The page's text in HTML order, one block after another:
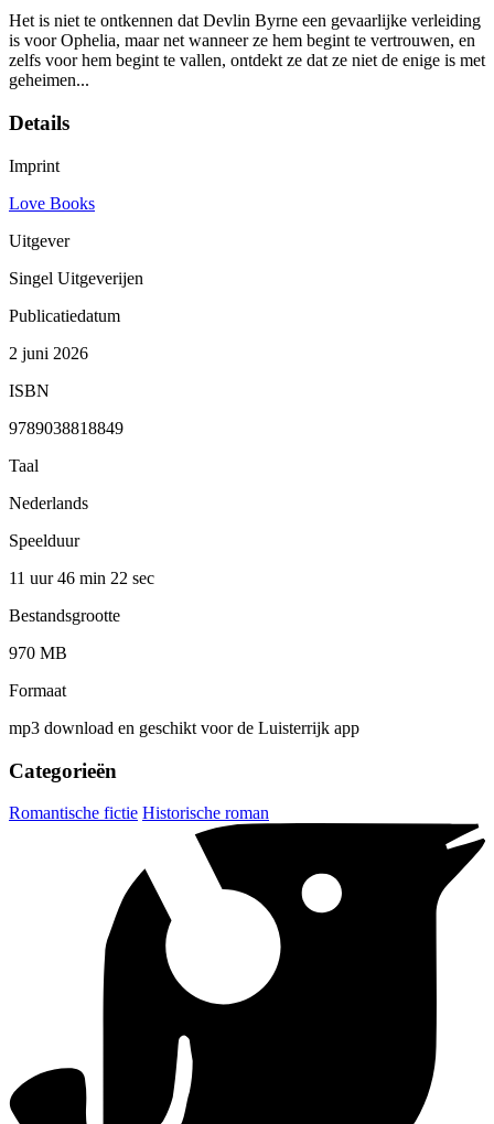
Het is niet te ontkennen dat Devlin Byrne een gevaarlijke verleiding
is voor Ophelia, maar net wanneer ze hem begint te vertrouwen, en
zelfs voor hem begint te vallen, ontdekt ze dat ze niet de enige is met
geheimen...
Details
Imprint
Love Books
Uitgever
Singel Uitgeverijen
Publicatiedatum
2 juni 2026
ISBN
9789038818849
Taal
Nederlands
Speelduur
11 uur 46 min 22 sec
Bestandsgrootte
970 MB
Formaat
mp3 download en geschikt voor de Luisterrijk app
Categorieën
Romantische fictie Historische roman